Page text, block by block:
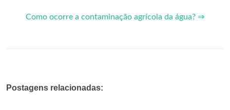
Como ocorre a contaminação agrícola da água? ⇒
Postagens relacionadas: